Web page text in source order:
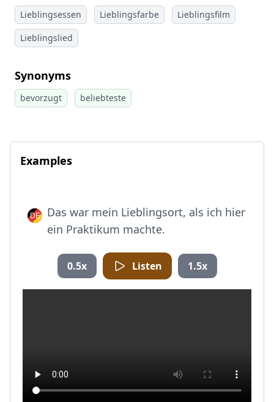
Lieblingsessen Lieblingsfarbe
Lieblingsfilm
Lieblingslied
Synonyms
bevorzugt beliebteste
Examples
Das war mein Lieblingsort, als ich hier
ein Praktikum machte.
0.5x Listen 1.5x